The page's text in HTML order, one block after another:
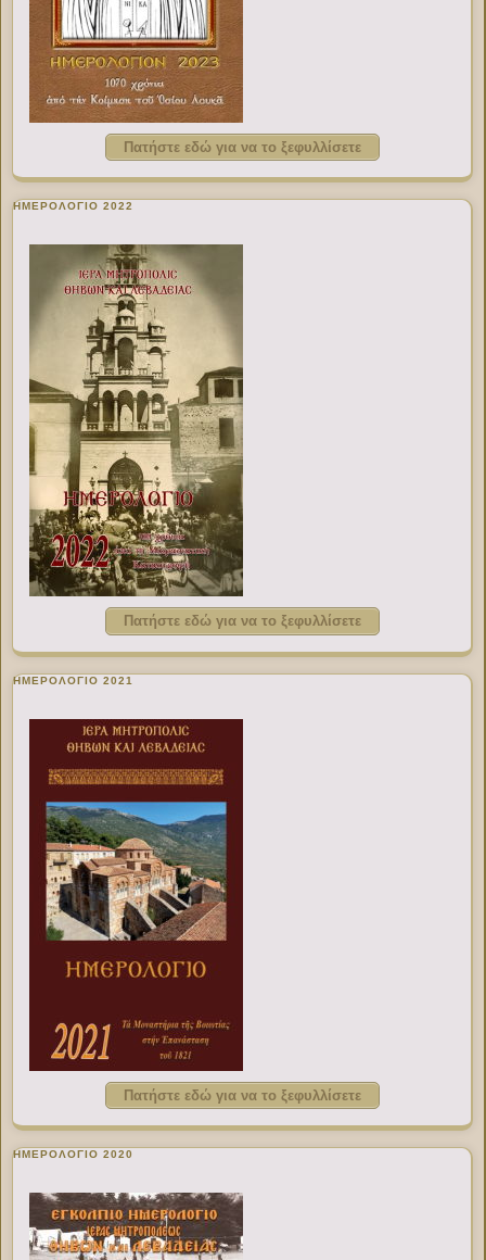
Πατήστε εδώ για να το ξεφυλλίσετε
ΗΜΕΡΟΛΟΓΙΟ 2022
Πατήστε εδώ για να το ξεφυλλίσετε
ΗΜΕΡΟΛΟΓΙΟ 2021
Πατήστε εδώ για να το ξεφυλλίσετε
ΗΜΕΡΟΛΟΓΙΟ 2020